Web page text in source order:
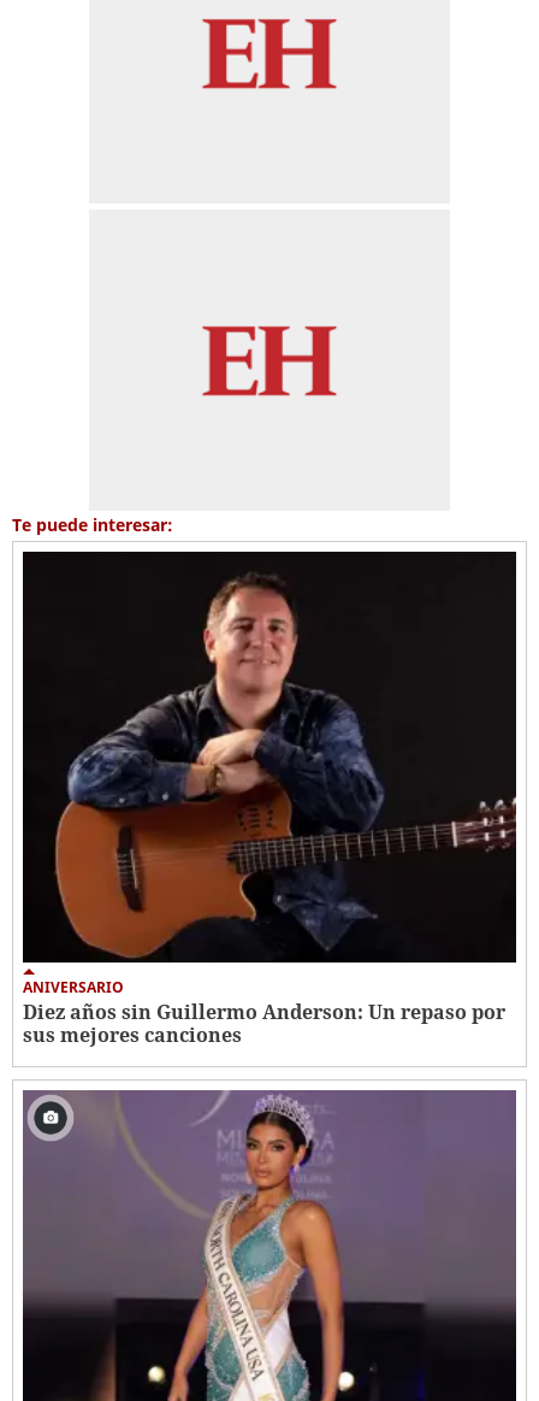
Te puede interesar:
ANIVERSARIO
Diez años sin Guillermo Anderson: Un repaso por
sus mejores canciones